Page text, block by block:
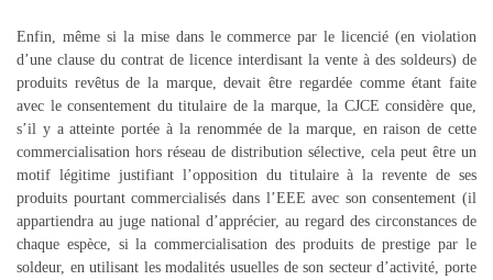
Enfin, même si la mise dans le commerce par le licencié (en violation
d’une clause du contrat de licence interdisant la vente à des soldeurs) de
produits revêtus de la marque, devait être regardée comme étant faite
avec le consentement du titulaire de la marque, la CJCE considère que,
s’il y a atteinte portée à la renommée de la marque, en raison de cette
commercialisation hors réseau de distribution sélective, cela peut être un
motif légitime justifiant l’opposition du titulaire à la revente de ses
produits pourtant commercialisés dans l’EEE avec son consentement (il
appartiendra au juge national d’apprécier, au regard des circonstances de
chaque espèce, si la commercialisation des produits de prestige par le
soldeur, en utilisant les modalités usuelles de son secteur d’activité, porte